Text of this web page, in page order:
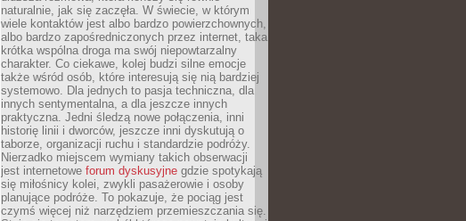
naturalnie, jak się zaczęła. W świecie, w którym
wiele kontaktów jest albo bardzo powierzchownych,
albo bardzo zapośredniczonych przez internet, taka
krótka wspólna droga ma swój niepowtarzalny
charakter. Co ciekawe, kolej budzi silne emocje
także wśród osób, które interesują się nią bardziej
systemowo. Dla jednych to pasja techniczna, dla
innych sentymentalna, a dla jeszcze innych
praktyczna. Jedni śledzą nowe połączenia, inni
historię linii i dworców, jeszcze inni dyskutują o
taborze, organizacji ruchu i standardzie podróży.
Nierzadko miejscem wymiany takich obserwacji
jest internetowe forum dyskusyjne gdzie spotykają
się miłośnicy kolei, zwykli pasażerowie i osoby
planujące podróże. To pokazuje, że pociąg jest
czymś więcej niż narzędziem przemieszczania się.